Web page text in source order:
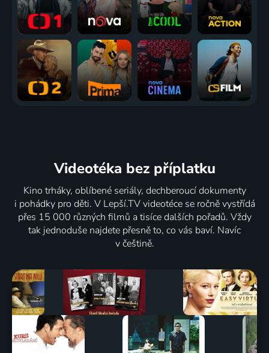
Videotéka bez příplatku
Kino trháky, oblíbené seriály, dechberoucí dokumenty
i pohádky pro děti. V Lepší.TV videotéce se ročně vystřídá
přes 15 000 různých filmů a tisíce dalších pořadů. Vždy
tak jednoduše najdete přesně to, co vás baví. Navíc
v češtině.